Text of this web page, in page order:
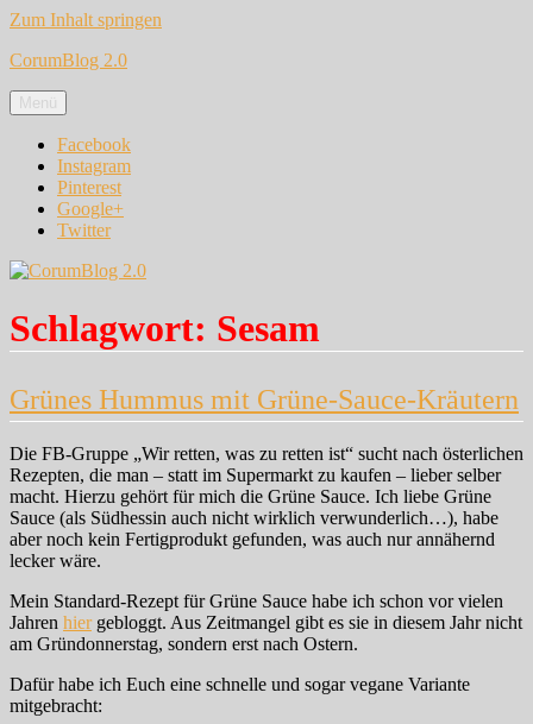
Zum Inhalt springen
CorumBlog 2.0
Menü
Facebook
Instagram
Pinterest
Google+
Twitter
Schlagwort: Sesam
Grünes Hummus mit Grüne-Sauce-Kräutern
Die FB-Gruppe „Wir retten, was zu retten ist“ sucht nach österlichen
Rezepten, die man – statt im Supermarkt zu kaufen – lieber selber
macht. Hierzu gehört für mich die Grüne Sauce. Ich liebe Grüne
Sauce (als Südhessin auch nicht wirklich verwunderlich…), habe
aber noch kein Fertigprodukt gefunden, was auch nur annähernd
lecker wäre.
Mein Standard-Rezept für Grüne Sauce habe ich schon vor vielen
Jahren hiergebloggt. Aus Zeitmangel gibt es sie in diesem Jahr nicht
am Gründonnerstag, sondern erst nach Ostern.
Dafür habe ich Euch eine schnelle und sogar vegane Variante
mitgebracht: